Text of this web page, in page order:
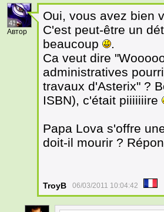
41
Автор
Oui, vous avez bien
C'est peut-être un
beaucoup
.
Ca veut dire
administratives
travaux d'Asterix" ?
ISBN), c'était piiiiiiire
Papa Lova s'offre
doit-il mourir ?
TroyB 06/03/2011 10:04:42